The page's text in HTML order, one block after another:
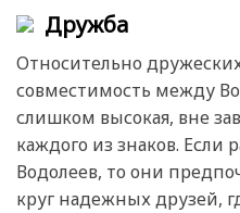
Дружба
Относительно
совместимость между
слишком высокая, вне
каждого из знаков.
Водолеев, то они
круг надежных друзей,